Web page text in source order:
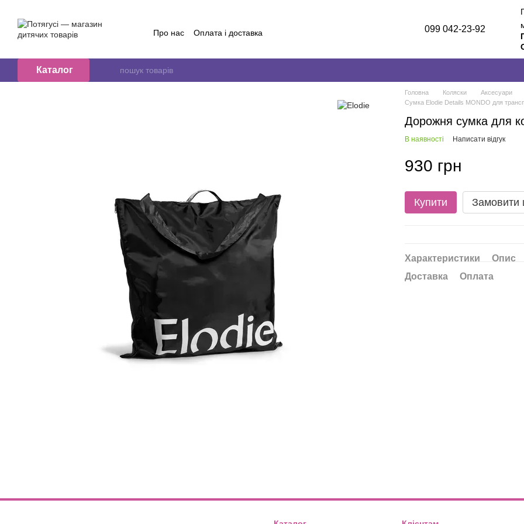
Про нас
Оплата і доставка
Контактна інформація
Блог
Договір публичної оферти
Відгуки про магазин
099 042-23-92
Каталог
Головна Коляски Аксесуари
Сумка Elodie Details MONDO для
Дорожня сумка для
В наявності Написати відгук
930 грн
Купити Замовити
Характеристики Опис
Доставка
Оплата